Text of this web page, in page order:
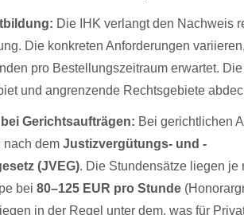
Die IHK verlangt den Nachweis
Die konkreten Anforderungen
pro Bestellungszeitraum erwartet.
und angrenzende Rechtsgebiete
Gerichtsaufträgen: Bei gerichtlichen
nach dem Justizvergütungs- und -
(JVEG). Die Stundensätze liegen je
bei 80–125 EUR pro Stunde
in der Regel unter dem, was für